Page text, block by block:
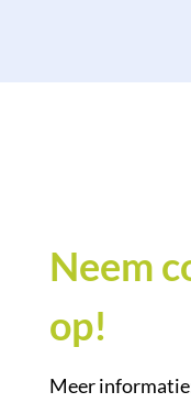
Neem
op!
Meer